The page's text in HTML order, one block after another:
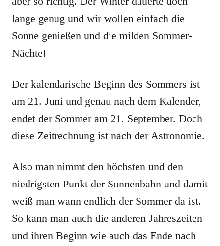
lange genug und wir wollen einfach die
Sonne genießen und die milden Sommer-
Nächte!
Der kalendarische Beginn des Sommers ist
am 21. Juni und genau nach dem Kalender,
endet der Sommer am 21. September. Doch
diese Zeitrechnung ist nach der Astronomie.
Also man nimmt den höchsten und den
niedrigsten Punkt der Sonnenbahn und damit
weiß man wann endlich der Sommer da ist.
So kann man auch die anderen Jahreszeiten
und ihren Beginn wie auch das Ende nach